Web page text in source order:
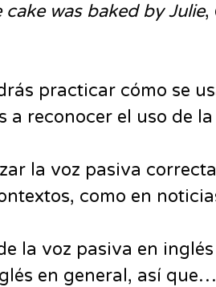
cake was baked by Julie,
practicar cómo se
a reconocer el uso de
la voz pasiva
como en
la voz pasiva en
en general, así